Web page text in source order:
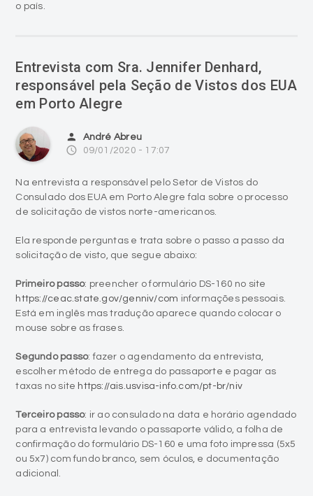
o país.
Entrevista com Sra. Jennifer Denhard,
responsável pela Seção de Vistos dos EUA
em Porto Alegre
person André Abreu
access_time 09/01/2020 - 17:07
Na entrevista a responsável pelo Setor de Vistos do
Consulado dos EUA em Porto Alegre fala sobre o processo
de solicitação de vistos norte-americanos.
Ela responde perguntas e trata sobre o passo a passo da
solicitação de visto, que segue abaixo:
Primeiro passo: preencher o formulário DS-160 no site
https://ceac.state.gov/genniv/com informações pessoais.
Está em inglês mas tradução aparece quando colocar o
mouse sobre as frases.
Segundo passo: fazer o agendamento da entrevista,
escolher método de entrega do passaporte e pagar as
taxas no site https://ais.usvisa-info.com/pt-br/niv
Terceiro passo: ir ao consulado na data e horário agendado
para a entrevista levando o passaporte válido, a folha de
confirmação do formulário DS-160 e uma foto impressa (5x5
ou 5x7) com fundo branco, sem óculos, e documentação
adicional.